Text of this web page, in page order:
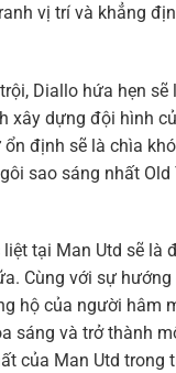
vị trí và khẳng
Diallo hứa hẹn sẽ
xây dựng đội hình
định sẽ là chìa
sao sáng nhất
tại Man Utd sẽ là
Cùng với sự hướng
hộ của người hâm
sáng và trở thành
của Man Utd trong